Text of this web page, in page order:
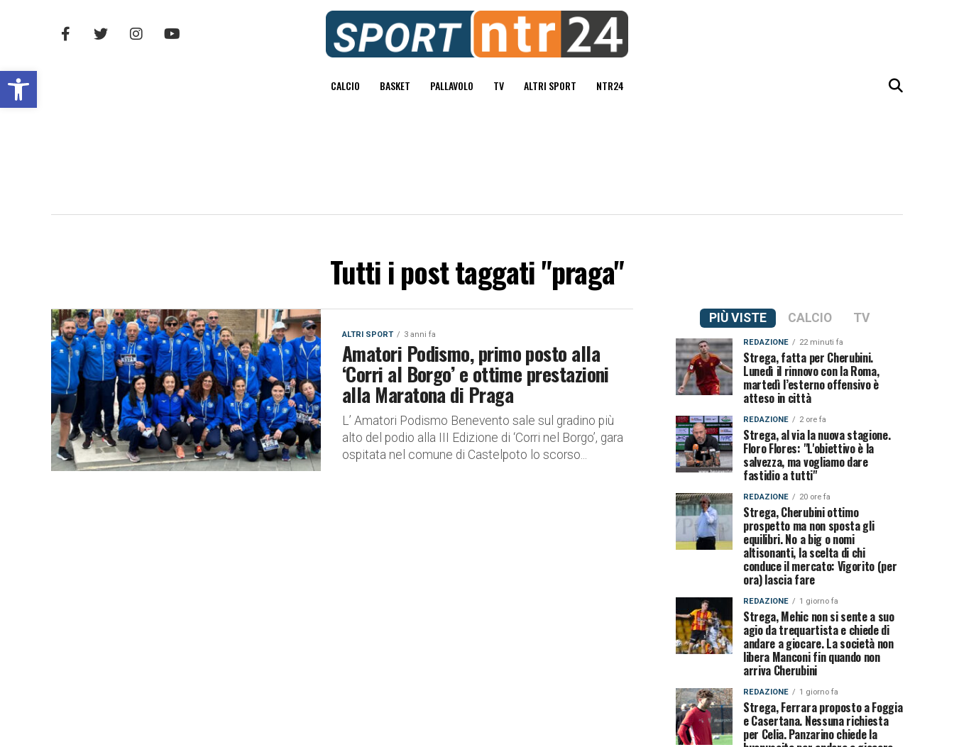
Open toolbar CALCIO BASKET PALLAVOLO TV ALTRI SPORT NTR24
Tutti i post taggati "praga"
ALTRI SPORT 3 anni fa
Amatori Podismo, primo posto alla
‘Corri al Borgo’ e ottime prestazioni
alla Maratona di Praga
L’ Amatori Podismo Benevento sale sul gradino più
alto del podio alla III Edizione di ‘Corri nel Borgo’, gara
ospitata nel comune di Castelpoto lo scorso...
PIÙ VISTE CALCIO TV
REDAZIONE 22 minuti fa
Strega, fatta per Cherubini.
Lunedì il rinnovo con la Roma,
martedì l’esterno offensivo è
atteso in città
REDAZIONE 2 ore fa
Strega, al via la nuova stagione.
Floro Flores: "L'obiettivo è la
salvezza, ma vogliamo dare
fastidio a tutti"
REDAZIONE 20 ore fa
Strega, Cherubini ottimo
prospetto ma non sposta gli
equilibri. No a big o nomi
altisonanti, la scelta di chi
conduce il mercato: Vigorito (per
ora) lascia fare
REDAZIONE 1 giorno fa
Strega, Mehic non si sente a suo
agio da trequartista e chiede di
andare a giocare. La società non
libera Manconi fin quando non
arriva Cherubini
REDAZIONE 1 giorno fa
Strega, Ferrara proposto a Foggia
e Casertana. Nessuna richiesta
per Celia. Panzarino chiede la